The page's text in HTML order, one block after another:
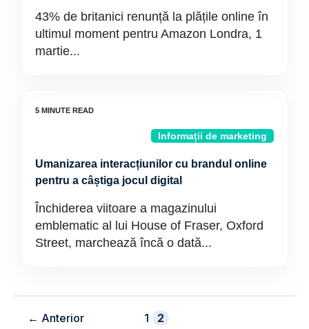
43% de britanici renunță la plățile online în
ultimul moment pentru Amazon Londra, 1
martie...
Informații de marketing
Umanizarea interacțiunilor cu brandul online
pentru a câștiga jocul digital
Închiderea viitoare a magazinului
emblematic al lui House of Fraser, Oxford
Street, marchează încă o dată...
← Anterior Pagina
1 Pagina
2